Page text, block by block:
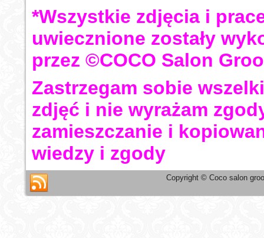
*Wszystkie zdjęcia i
uwiecznione zostały
przez ©COCO Salon
Zastrzegam sobie
zdjęć i nie wyrażam
zamieszczanie i
wiedzy i zgody
Copyright © Coco salon